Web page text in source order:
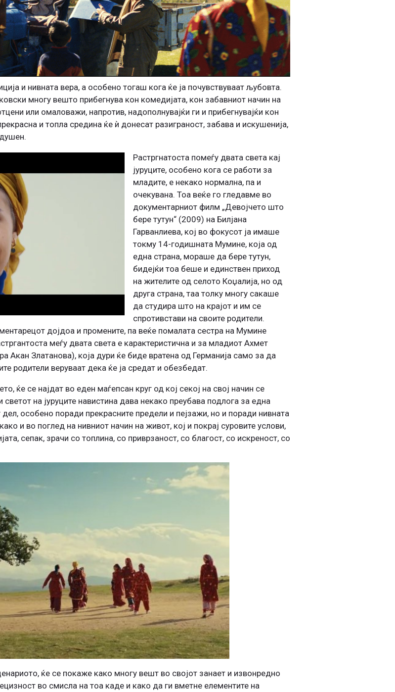
и нивната вера, а особено тогаш кога ќе ја почувствуваат љубовта.
многу вешто прибегнува кон комедијата, кон забавниот начин на
или омаловажи, напротив, надополнувајќи ги и прибегнувајќи кон
и топла средина ќе ѝ донесат разиграност, забава и искушенија,
Растргнатоста помеѓу двата света кај
јуруците, особено кога се работи за
младите, е некако нормална, па и
очекувана. Тоа веќе го гледавме во
документарниот филм „Девојчето што
бере тутун“ (2009) на Билјана
Гарванлиева, кој во фокусот ја имаше
токму 14-годишната Мумине, која од
една страна, мораше да бере тутун,
бидејќи тоа беше и единствен приход
на жителите од селото Коџалија, но од
друга страна, таа толку многу сакаше
да студира што на крајот и им се
спротивстави на своите родители.
дојдоа и промените, па веќе помалата сестра на Мумине
меѓу двата света е карактеристична и за младиот Ахмет
Акан Златанова), која дури ќе биде вратена од Германија само за да
родители веруваат дека ќе ја средат и обезбедат.
ќе се најдат во еден маѓепсан круг од кој секој на свој начин се
на јуруците навистина дава некако преубава подлога за една
особено поради прекрасните предели и пејзажи, но и поради нивната
и во поглед на нивниот начин на живот, кој и покрај суровите услови,
сепак, зрачи со топлина, со приврзаност, со благост, со искреност, со
ќе се покаже како многу вешт во својот занает и извонредно
во смисла на тоа каде и како да ги вметне елементите на